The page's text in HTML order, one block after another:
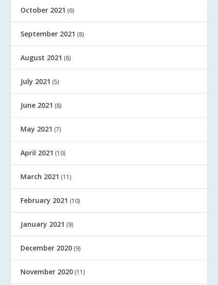
October 2021 (6)
September 2021 (8)
August 2021 (8)
July 2021 (5)
June 2021 (8)
May 2021 (7)
April 2021 (10)
March 2021 (11)
February 2021 (10)
January 2021 (9)
December 2020 (9)
November 2020 (11)